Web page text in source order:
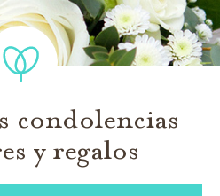
condolencias
y regalos